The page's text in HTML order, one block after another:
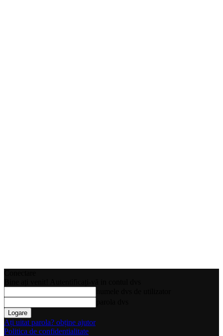
Ați uitat parola? obține ajutor
Politica de confidentialitate